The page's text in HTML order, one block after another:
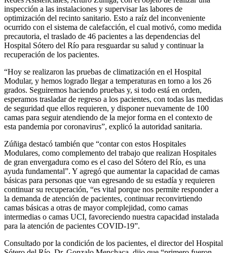
inspección a las instalaciones y supervisar las labores de
optimización del recinto sanitario. Esto a raíz del inconveniente
ocurrido con el sistema de calefacción, el cual motivó, como medida
precautoria, el traslado de 46 pacientes a las dependencias del
Hospital Sótero del Río para resguardar su salud y continuar la
recuperación de los pacientes.
“Hoy se realizaron las pruebas de climatización en el Hospital
Modular, y hemos logrado llegar a temperaturas en torno a los 26
grados. Seguiremos haciendo pruebas y, si todo está en orden,
esperamos trasladar de regreso a los pacientes, con todas las medidas
de seguridad que ellos requieren, y disponer nuevamente de 100
camas para seguir atendiendo de la mejor forma en el contexto de
esta pandemia por coronavirus”, explicó la autoridad sanitaria.
Zúñiga destacó también que “contar con estos Hospitales
Modulares, como complemento del trabajo que realizan Hospitales
de gran envergadura como es el caso del Sótero del Río, es una
ayuda fundamental”. Y agregó que aumentar la capacidad de camas
básicas para personas que van egresando de su estadía y requieren
continuar su recuperación, “es vital porque nos permite responder a
la demanda de atención de pacientes, continuar reconvirtiendo
camas básicas a otras de mayor complejidad, como camas
intermedias o camas UCI, favoreciendo nuestra capacidad instalada
para la atención de pacientes COVID-19”.
Consultado por la condición de los pacientes, el director del Hospital